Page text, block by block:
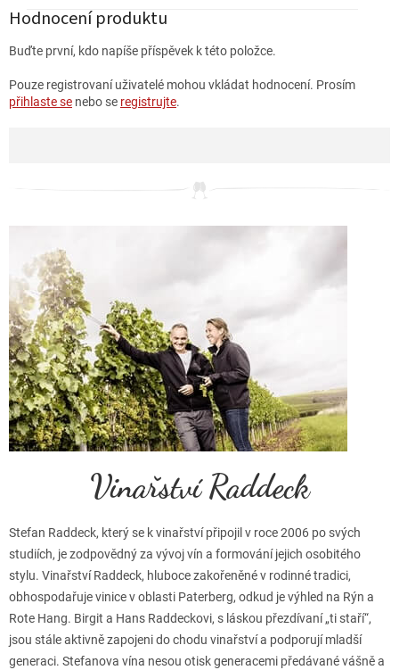
Hodnocení produktu
Buďte první, kdo napíše příspěvek k této položce.
Pouze registrovaní uživatelé mohou vkládat hodnocení. Prosím
přihlaste se nebo se registrujte.
Vinařství Raddeck
Stefan Raddeck, který se k vinařství připojil v roce 2006 po svých
studiích, je zodpovědný za vývoj vín a formování jejich osobitého
stylu. Vinařství Raddeck, hluboce zakořeněné v rodinné tradici,
obhospodařuje vinice v oblasti Paterberg, odkud je výhled na Rýn a
Rote Hang. Birgit a Hans Raddeckovi, s láskou přezdívaní „ti staří“,
jsou stále aktivně zapojeni do chodu vinařství a podporují mladší
generaci. Stefanova vína nesou otisk generacemi předávané vášně a